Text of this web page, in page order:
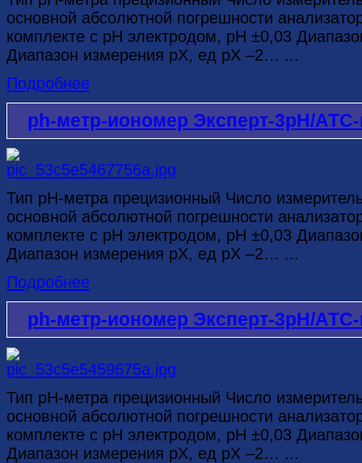
основной абсолютной погрешности
комплекте с рН электродом, рН ±0,03
Диапазон измерения рХ, ед рХ –2… ...
Подробнее
ph-метр-иономер Эксперт-3рН/
Тип рН-метра прецизионный Число
основной абсолютной погрешности
комплекте с рН электродом, рН ±0,03
Диапазон измерения рХ, ед рХ –2… ...
Подробнее
ph-метр-иономер Эксперт-3рН/
Тип рН-метра прецизионный Число
основной абсолютной погрешности
комплекте с рН электродом, рН ±0,03
Диапазон измерения рХ, ед рХ –2… ...